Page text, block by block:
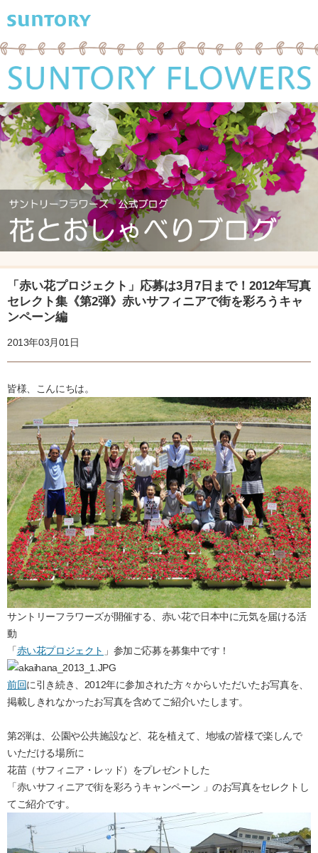
「赤い花プロジェクト」応募は3月7日まで！2012年写真
セレクト集《第2弾》赤いサフィニアで街を彩ろうキャ
ンペーン編
2013年03月01日
皆様、こんにちは。
サントリーフラワーズが開催する、赤い花で日本中に元気を届ける活
動
「赤い花プロジェクト 」参加ご応募を募集中です！
前回に引き続き、2012年に参加された方々からいただいたお写真を、
掲載しきれなかったお写真を含めてご紹介いたします。
第2弾は、公園や公共施設など、花を植えて、地域の皆様で楽しんで
いただける場所に
花苗（サフィニア・レッド）をプレゼントした
「赤いサフィニアで街を彩ろうキャンペーン 」のお写真をセレクトし
てご紹介です。